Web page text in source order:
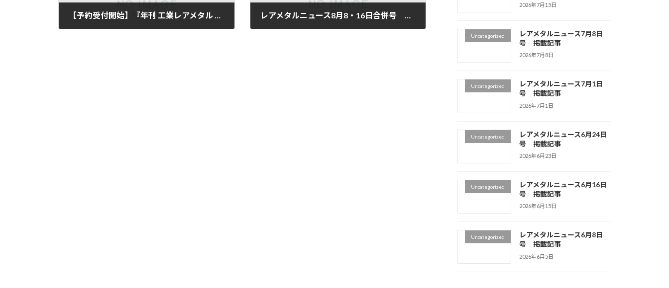
【予約受付開始】『年刊 工業レアメタル ANNUAL REVIEW 2025 No.141』2025年10月発刊予定 レアメタルニュース8月8・16日合併号 掲載記事
2026年7月15日
Uncategorized
レアメタルニュース7月8日
号 掲載記事
2026年7月8日
Uncategorized
レアメタルニュース7月1日
号 掲載記事
2026年7月1日
Uncategorized
レアメタルニュース6月24日
号 掲載記事
2026年6月23日
Uncategorized
レアメタルニュース6月16日
号 掲載記事
2026年6月15日
Uncategorized
レアメタルニュース6月8日
号 掲載記事
2026年6月5日